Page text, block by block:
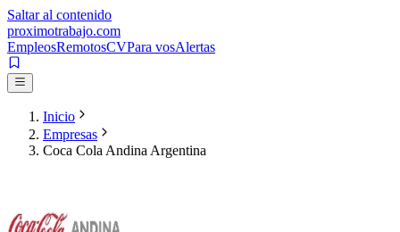
Saltar al contenido
proximotrabajo.com
EmpleosRemotosCVPara vosAlertas
Inicio
Empresas
Coca Cola Andina Argentina